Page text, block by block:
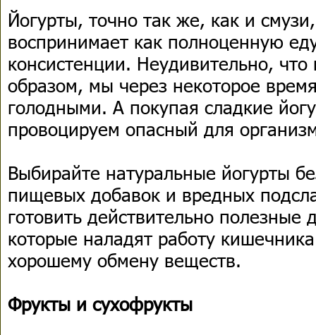
Йогурты, точно так же, как и
воспринимает как полноценную
консистенции. Неудивительно,
образом, мы через некоторое
голодными. А покупая сладкие
провоцируем опасный для
Выбирайте натуральные йогурты
пищевых добавок и вредных
готовить действительно
которые наладят работу
хорошему обмену веществ.
Фрукты и сухофрукты